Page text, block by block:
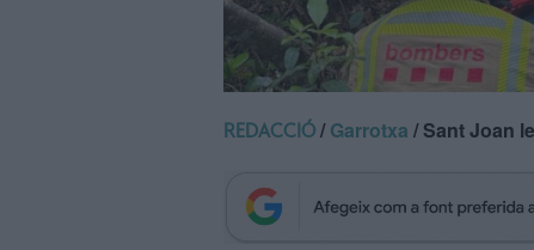
REDACCIÓ /Garrotxa / Sant Joan